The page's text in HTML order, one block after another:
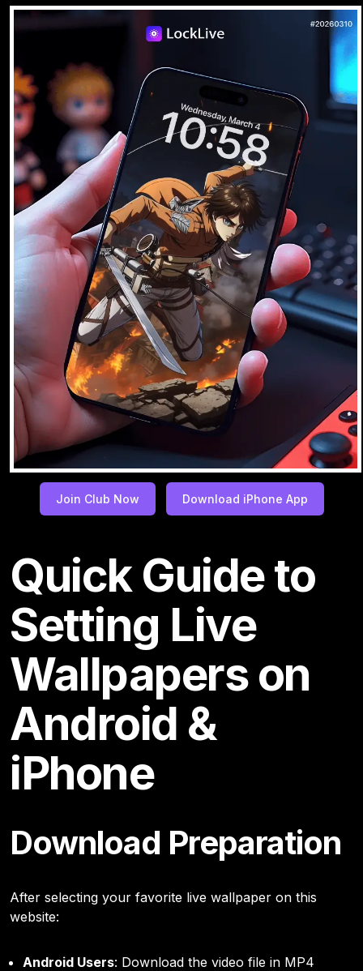
Join Club Now Download iPhone App
Quick Guide to
Setting Live
Wallpapers on
Android &
iPhone
Download Preparation
After selecting your favorite live wallpaper on this
website:
Android Users: Download the video file in MP4